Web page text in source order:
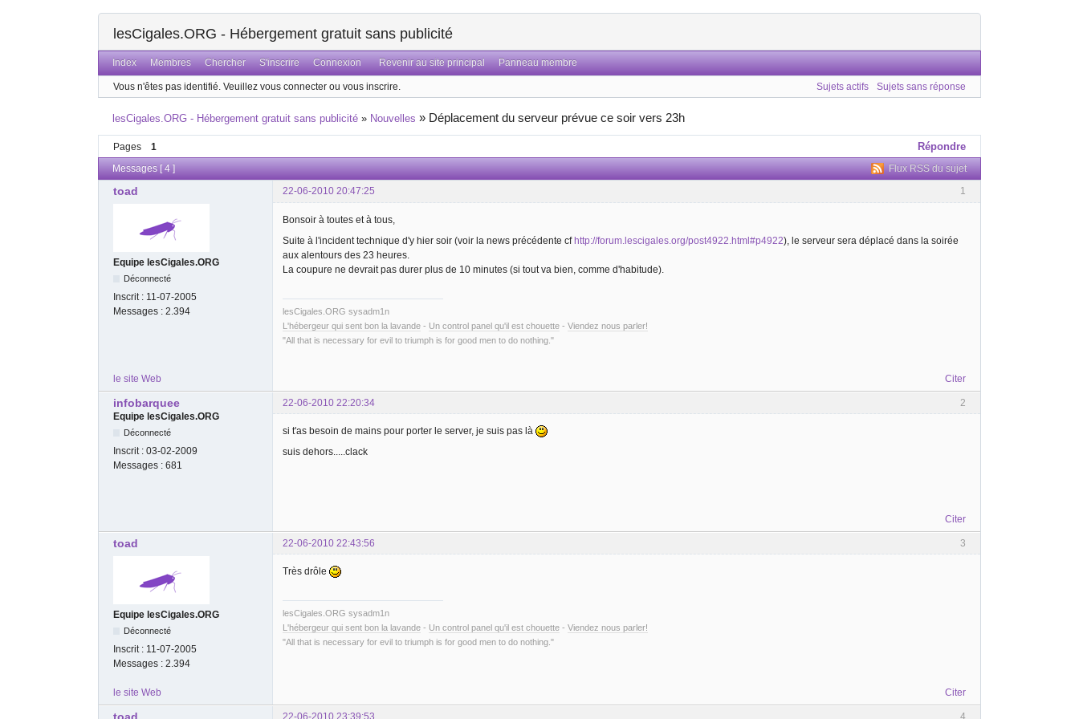
lesCigales.ORG - Hébergement gratuit sans publicité
Index Membres Chercher S'inscrire Connexion Revenir au site principal Panneau membre
Vous n'êtes pas identifié. Veuillez vous connecter ou vous inscrire. Sujets actifs Sujets sans réponse
lesCigales.ORG - Hébergement gratuit sans publicité » Nouvelles » Déplacement du serveur prévue ce soir vers 23h
Pages 1 Répondre
Flux RSS du sujet
Messages [ 4 ]
1
toad 22-06-2010 20:47:25
Equipe lesCigales.ORG
Déconnecté
Inscrit : 11-07-2005
Messages : 2.394
Bonsoir à toutes et à tous,
Suite à l'incident technique d'y hier soir (voir la news précédente cf http://forum.lescigales.org/post4922.html#p4922), le serveur sera déplacé dans la soirée
aux alentours des 23 heures.
La coupure ne devrait pas durer plus de 10 minutes (si tout va bien, comme d'habitude).
lesCigales.ORG sysadm1n
L'hébergeur qui sent bon la lavande - Un control panel qu'il est chouette - Viendez nous parler!
"All that is necessary for evil to triumph is for good men to do nothing."
le site Web Citer
2
infobarquee
22-06-2010 22:20:34
Equipe lesCigales.ORG
Déconnecté
Inscrit : 03-02-2009
Messages : 681
si t'as besoin de mains pour porter le server, je suis pas là
suis dehors.....clack
Citer
3
toad 22-06-2010 22:43:56
Equipe lesCigales.ORG
Déconnecté
Inscrit : 11-07-2005
Messages : 2.394
Très drôle
lesCigales.ORG sysadm1n
L'hébergeur qui sent bon la lavande - Un control panel qu'il est chouette - Viendez nous parler!
"All that is necessary for evil to triumph is for good men to do nothing."
le site Web Citer